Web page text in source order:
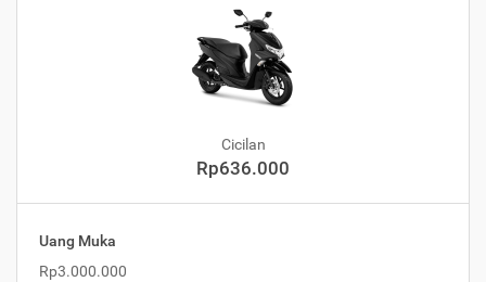
Cicilan
Rp636.000
Uang Muka
Rp3.000.000